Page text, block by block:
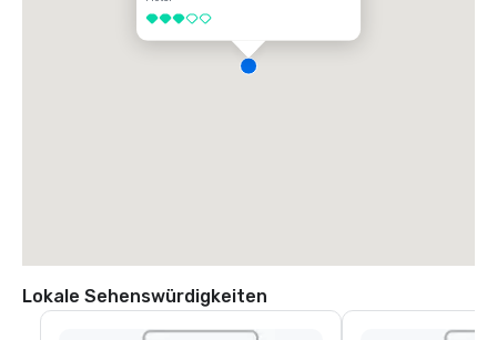
3 von 5
Lokale Sehenswürdigkeiten